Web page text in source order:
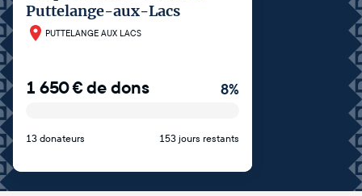
Puttelange-aux-Lacs
PUTTELANGE AUX LACS
1 650€de dons 8%
13 donateurs 153 jours restants